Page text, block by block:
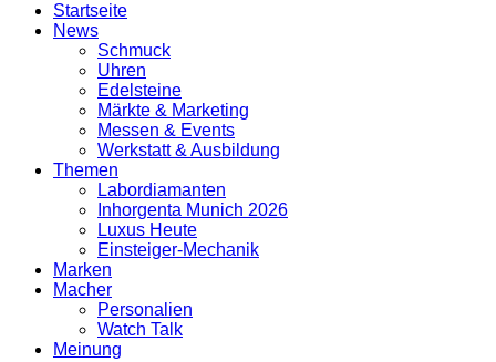
Startseite
News
Schmuck
Uhren
Edelsteine
Märkte & Marketing
Messen & Events
Werkstatt & Ausbildung
Themen
Labordiamanten
Inhorgenta Munich 2026
Luxus Heute
Einsteiger-Mechanik
Marken
Macher
Personalien
Watch Talk
Meinung